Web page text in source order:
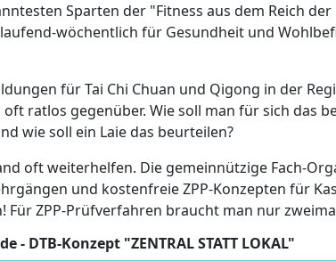
Sparten der "Fitness aus dem Reich
wöchentlich für Gesundheit und
für Tai Chi Chuan und Qigong in der
ratlos gegenüber. Wie soll man für sich das
wie soll ein Laie das beurteilen?
oft weiterhelfen. Die gemeinnützige Fach-
und kostenfreie ZPP-Konzepten für
Für ZPP-Prüfverfahren braucht man nur
- DTB-Konzept "ZENTRAL STATT LOKAL"